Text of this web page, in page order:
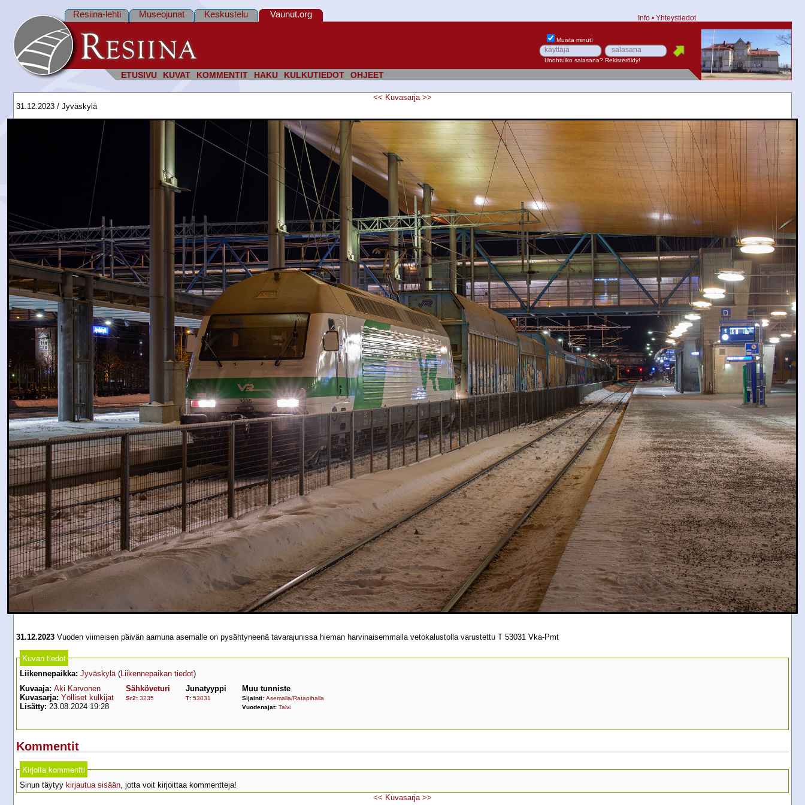
ETUSIVU KUVAT KOMMENTIT HAKU KULKUTIEDOT OHJEET
Resiina-lehti Museojunat Keskustelu Vaunut.org Info • Yhteystiedot
Muista minut!
Unohtuiko salasana? Rekisteröidy!
<< Kuvasarja >>
31.12.2023 / Jyväskylä
31.12.2023 Vuoden viimeisen päivän aamuna asemalle on pysähtyneenä tavarajunissa hieman harvinaisemmalla vetokalustolla varustettu T 53031 Vka-Pmt
Kuvan tiedot
Liikennepaikka: Jyväskylä(Liikennepaikan tiedot)
Kuvaaja: Aki Karvonen
Kuvasarja: Yölliset kulkijat
Lisätty: 23.08.2024 19:28
Sähköveturi
Sr2: 3235
Junatyyppi
T: 53031
Muu tunniste
Sijainti: Asemalla/Ratapihalla
Vuodenajat: Talvi
Kommentit
Kirjoita kommentti
Sinun täytyy kirjautua sisään, jotta voit kirjoittaa kommentteja!
<< Kuvasarja >>